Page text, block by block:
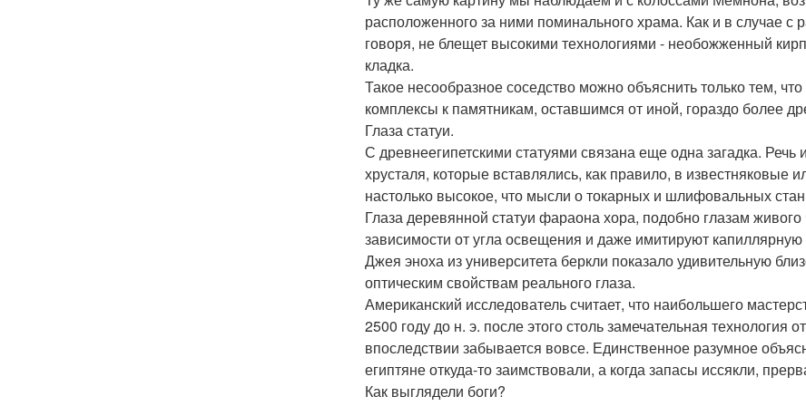
расположенного за ними поминального храма. Как и в случае с
говоря, не блещет высокими технологиями - необожженный
кладка.
Такое несообразное соседство можно объяснить только тем,
комплексы к памятникам, оставшимся от иной, гораздо более
Глаза статуи.
С древнеегипетскими статуями связана еще одна загадка. Речь
хрусталя, которые вставлялись, как правило, в известняковые
настолько высокое, что мысли о токарных и шлифовальных
Глаза деревянной статуи фараона хора, подобно глазам
зависимости от угла освещения и даже имитируют
Джея эноха из университета беркли показало удивительную
оптическим свойствам реального глаза.
Американский исследователь считает, что наибольшего
2500 году до н. э. после этого столь замечательная технология
впоследствии забывается вовсе. Единственное разумное
египтяне откуда-то заимствовали, а когда запасы иссякли,
Как выглядели боги?